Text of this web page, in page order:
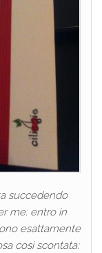
succedendo
me: entro in
esattamente
così scontata: